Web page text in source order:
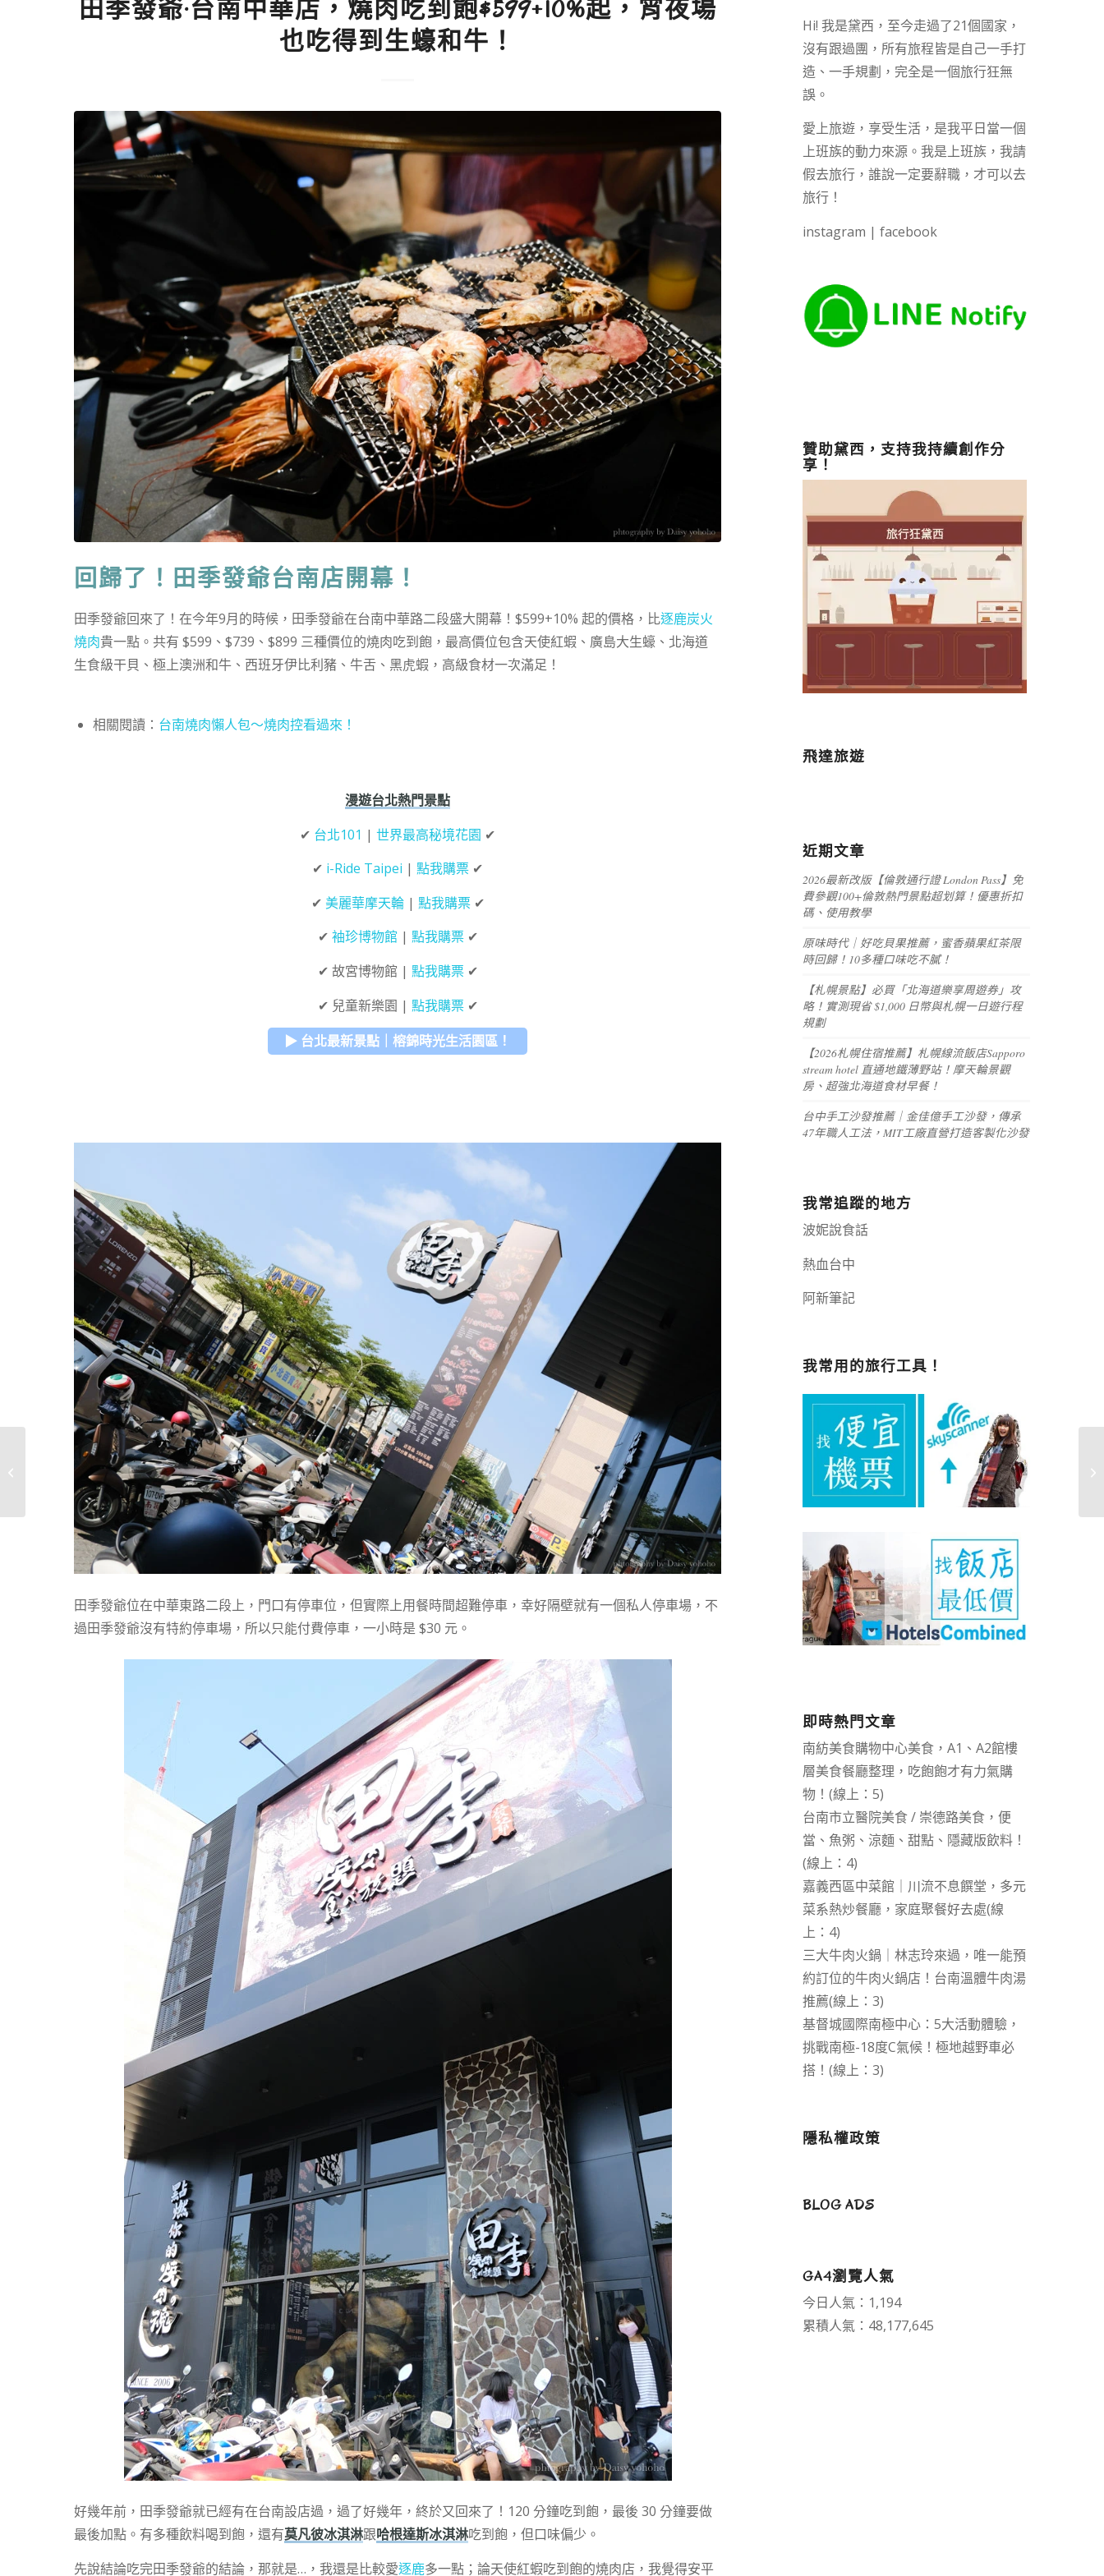
田季發爺·台南中華店，燒肉吃到飽$599+10%起，宵夜場
也吃得到生蠔和牛！
回歸了！田季發爺台南店開幕！
田季發爺回來了！在今年9月的時候，田季發爺在台南中華路二段盛大開幕！$599+10% 起的價格，比逐鹿炭火
燒肉貴一點。共有 $599、$739、$899 三種價位的燒肉吃到飽，最高價位包含天使紅蝦、廣島大生蠔、北海道
生食級干貝、極上澳洲和牛、西班牙伊比利豬、牛舌、黑虎蝦，高級食材一次滿足！
相關閱讀： 台南燒肉懶人包～燒肉控看過來！
漫遊台北熱門景點
✔ 台北101 |世界最高秘境花園 ✔
✔ i-Ride Taipei |點我購票 ✔
✔ 美麗華摩天輪| 點我購票✔
✔ 袖珍博物館| 點我購票✔
✔ 故宮博物館 | 點我購票✔
✔ 兒童新樂園 | 點我購票✔
▶ 台北最新景點｜榕錦時光生活園區！
田季發爺位在中華東路二段上，門口有停車位，但實際上用餐時間超難停車，幸好隔壁就有一個私人停車場，不
過田季發爺沒有特約停車場，所以只能付費停車，一小時是 $30 元。
好幾年前，田季發爺就已經有在台南設店過，過了好幾年，終於又回來了！120 分鐘吃到飽，最後 30 分鐘要做
最後加點。有多種飲料喝到飽，還有莫凡彼冰淇淋跟哈根達斯冰淇淋吃到飽，但口味偏少。
先說結論吃完田季發爺的結論，那就是…，我還是比較愛逐鹿多一點；論天使紅蝦吃到飽的燒肉店，我覺得安平
Hi! 我是黛西，至今走過了21個國家，
沒有跟過團，所有旅程皆是自己一手打
造、一手規劃，完全是一個旅行狂無
誤。
愛上旅遊，享受生活，是我平日當一個
上班族的動力來源。我是上班族，我請
假去旅行，誰說一定要辭職，才可以去
旅行！
instagram | facebook
贊助黛西，支持我持續創作分
享！
飛達旅遊
近期文章
2026最新改版【倫敦通行證 London Pass】免
費參觀100+倫敦熱門景點超划算！優惠折扣
碼、使用教學
原味時代｜好吃貝果推薦，蜜香蘋果紅茶限
時回歸！10多種口味吃不膩！
【札幌景點】必買「北海道樂享周遊券」攻
略！實測現省 $1,000 日幣與札幌一日遊行程
規劃
【2026札幌住宿推薦】札幌線流飯店Sapporo
stream hotel 直通地鐵薄野站！摩天輪景觀
房、超強北海道食材早餐！
台中手工沙發推薦｜金佳億手工沙發，傳承
47年職人工法，MIT工廠直營打造客製化沙發
我常追蹤的地方
波妮說食話
熱血台中
阿新筆記嘉義+1 | 嘉義加一
我常用的旅行工具！
即時熱門文章
南紡美食購物中心美食，A1、A2館樓
層美食餐廳整理，吃飽飽才有力氣購
物！(線上：5)
台南市立醫院美食 / 崇德路美食，便
當、魚粥、涼麵、甜點、隱藏版飲料！
(線上：4)
嘉義西區中菜館｜川流不息饌堂，多元
菜系熱炒餐廳，家庭聚餐好去處(線
上：4)
三大牛肉火鍋｜林志玲來過，唯一能預
約訂位的牛肉火鍋店！台南溫體牛肉湯
推薦(線上：3)
基督城國際南極中心：5大活動體驗，
挑戰南極-18度C氣候！極地越野車必
搭！(線上：3)
隱私權政策
BLOG ADS
GA4瀏覽人氣
今日人氣：1,194
累積人氣：48,177,645
Bitch Fry Fry，台南宵夜
場排隊店，$100元泰式
打拋豬飯～淋�...